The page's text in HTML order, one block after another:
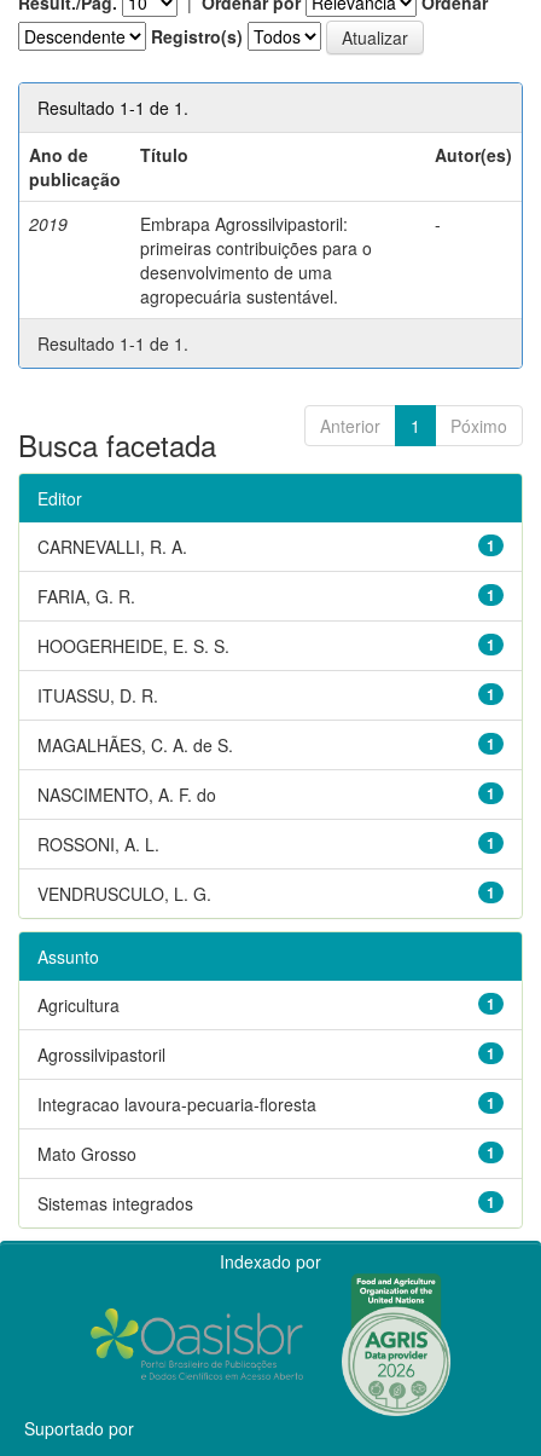
Registro(s)
Resultado 1-1 de 1.
Ano de
publicação
Título Autor(es)
2019
Embrapa Agrossilvipastoril:
primeiras contribuições para o
desenvolvimento de uma
agropecuária sustentável.
-
Resultado 1-1 de 1.
Anterior 1 Póximo
Busca facetada
Editor
1
CARNEVALLI, R. A.
1
FARIA, G. R.
1
HOOGERHEIDE, E. S. S.
1
ITUASSU, D. R.
1
MAGALHÃES, C. A. de S.
1
NASCIMENTO, A. F. do
1
ROSSONI, A. L.
1
VENDRUSCULO, L. G.
Assunto
1
Agricultura
1
Agrossilvipastoril
1
Integracao lavoura-pecuaria-floresta
1
Mato Grosso
1
Sistemas integrados
Indexado por
Suportado por